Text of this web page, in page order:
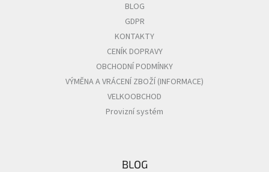
BLOG
GDPR
KONTAKTY
CENÍK DOPRAVY
OBCHODNÍ PODMÍNKY
VÝMĚNA A VRÁCENÍ ZBOŽÍ (INFORMACE)
VELKOOBCHOD
Provizní systém
BLOG